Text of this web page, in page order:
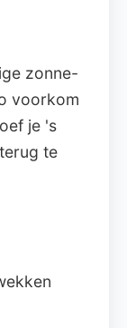
zonne-
voorkom
je 's
te